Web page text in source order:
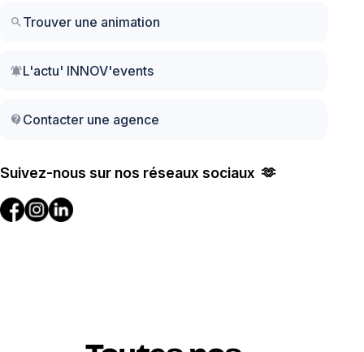
search Trouver une animation
notifications_activeL'actu' INNOV'events
contact_supportContacter une agence
Suivez-nous sur nos réseaux sociaux 🫶